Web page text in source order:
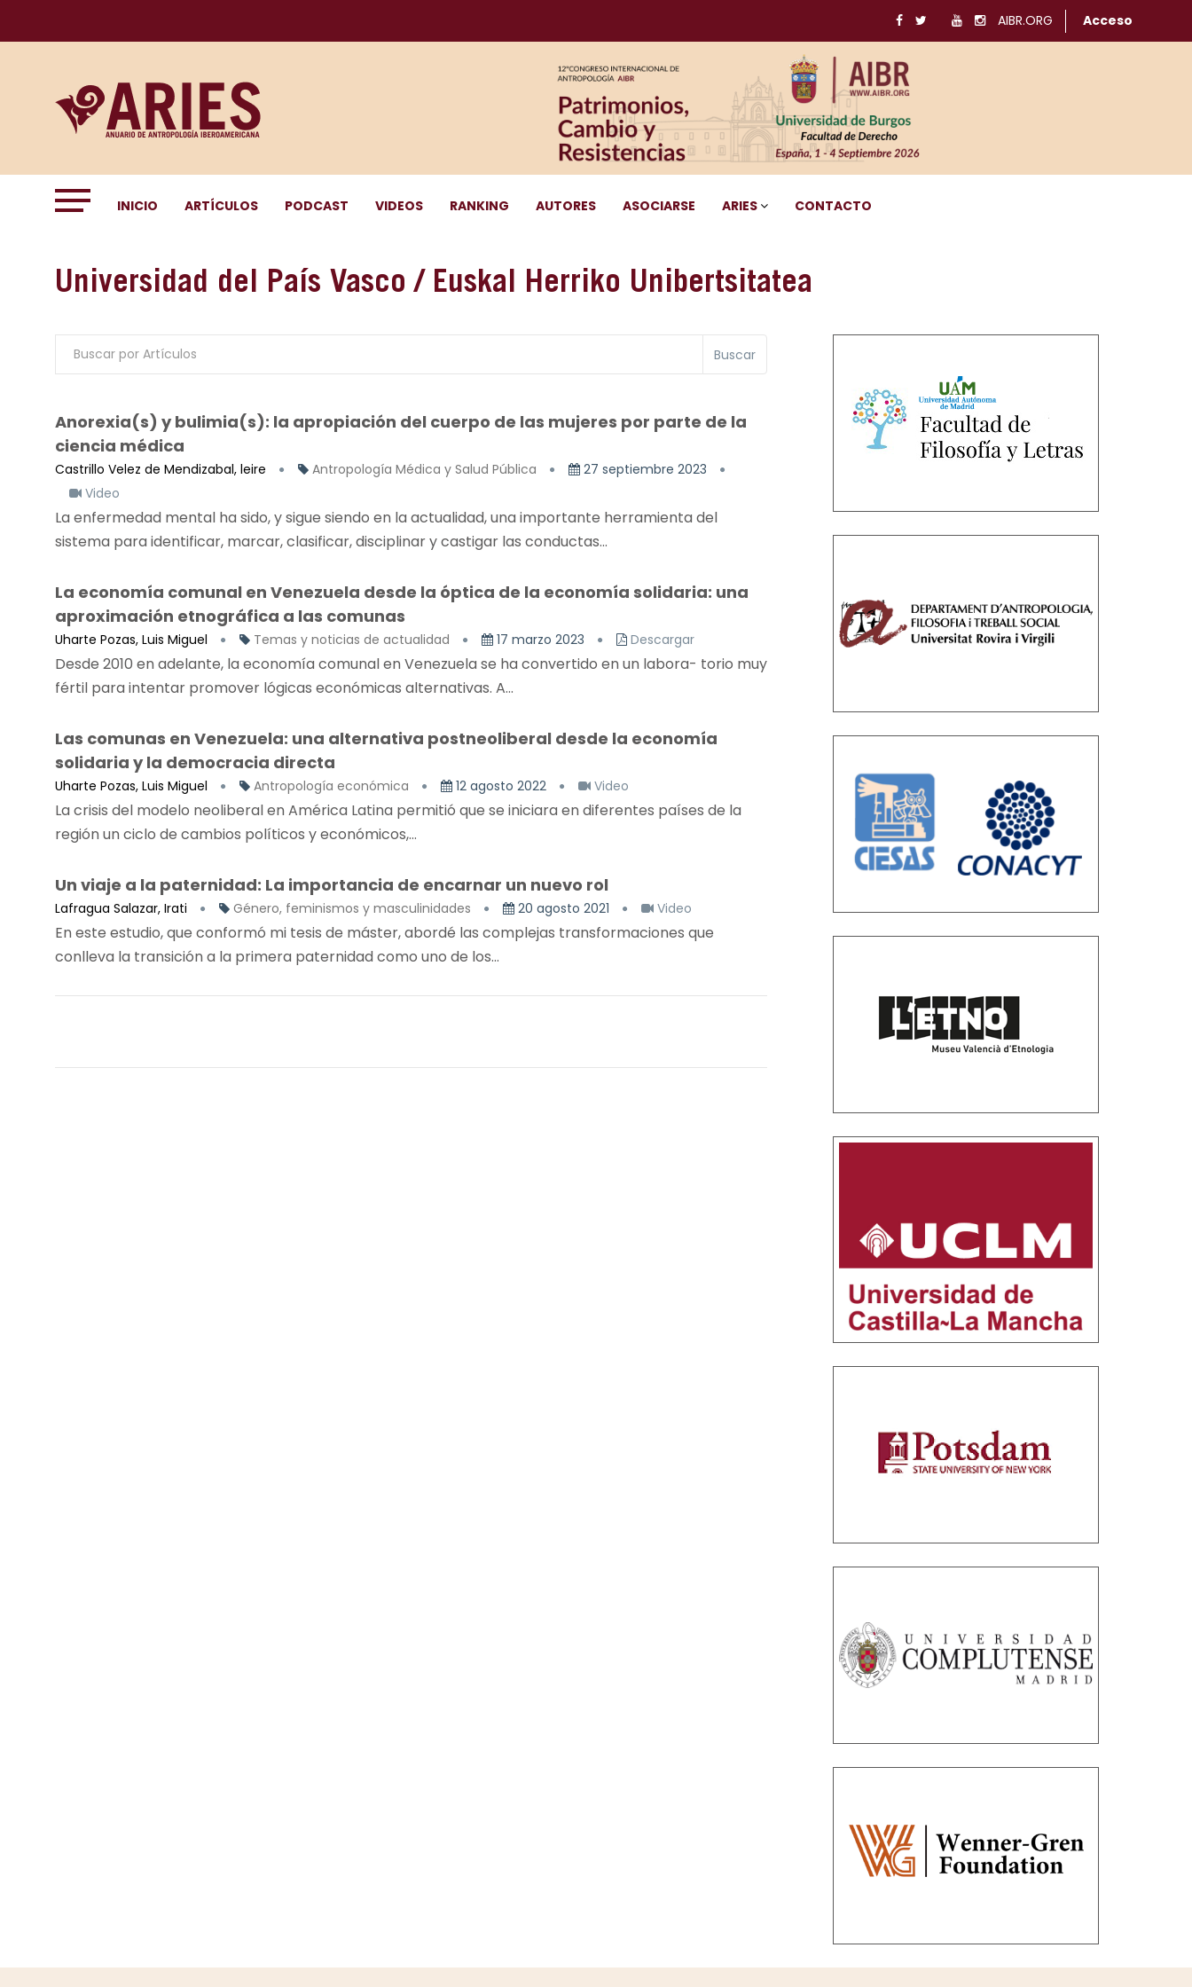
AIBR.ORG Acceso
INICIO ARTÍCULOS PODCAST VIDEOS RANKING AUTORES ASOCIARSE ARIES CONTACTO
Universidad del País Vasco / Euskal Herriko Unibertsitatea
Buscar
Anorexia(s) y bulimia(s): la apropiación del cuerpo de las mujeres por parte de la
ciencia médica
Castrillo Velez de Mendizabal, leire Antropología Médica y Salud Pública
27 septiembre 2023
Video
La enfermedad mental ha sido, y sigue siendo en la actualidad, una importante herramienta del
sistema para identificar, marcar, clasificar, disciplinar y castigar las conductas...
La economía comunal en Venezuela desde la óptica de la economía solidaria: una
aproximación etnográfica a las comunas
Uharte Pozas, Luis Miguel Temas y noticias de actualidad 17 marzo 2023 Descargar
Desde 2010 en adelante, la economía comunal en Venezuela se ha convertido en un labora- torio muy
fértil para intentar promover lógicas económicas alternativas. A...
Las comunas en Venezuela: una alternativa postneoliberal desde la economía
solidaria y la democracia directa
Uharte Pozas, Luis Miguel Antropología económica 12 agosto 2022 Video
La crisis del modelo neoliberal en América Latina permitió que se iniciara en diferentes países de la
región un ciclo de cambios políticos y económicos,...
Un viaje a la paternidad: La importancia de encarnar un nuevo rol
Lafragua Salazar, Irati Género, feminismos y masculinidades 20 agosto 2021 Video
En este estudio, que conformó mi tesis de máster, abordé las complejas transformaciones que
conlleva la transición a la primera paternidad como uno de los...